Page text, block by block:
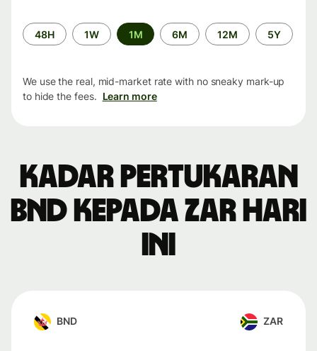
Time
period
48H 1W 1M 6M 12M 5Y
We use the real, mid-market rate with no sneaky mark-up
to hide the fees. Learn more
Kadar pertukaran
BND kepada ZAR hari
ini
BND ZAR